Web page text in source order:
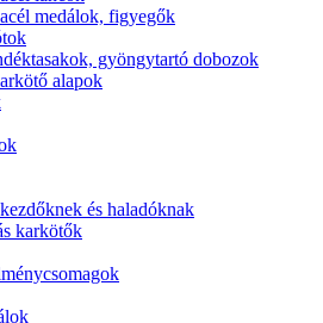
medálok, figyegők
gyöngytartó dobozok
alapok
és haladóknak
karkötők